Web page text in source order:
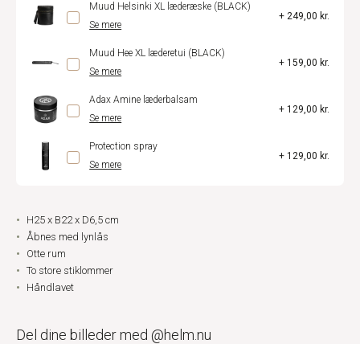
Muud Helsinki XL læderæske (BLACK)
Se mere
+ 249,00 kr.
Muud Hee XL læderetui (BLACK)
Se mere
+ 159,00 kr.
Adax Amine læderbalsam
Se mere
+ 129,00 kr.
Protection spray
Se mere
+ 129,00 kr.
H25 x B22 x D6,5 cm
Åbnes med lynlås
Otte rum
To store stiklommer
Håndlavet
Del dine billeder med @helm.nu